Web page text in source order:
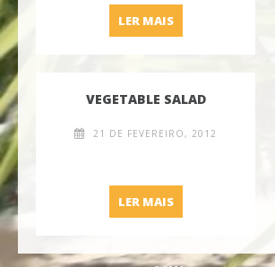
LER MAISGARDEN SALAD
VEGETABLE SALAD
21 DE FEVEREIRO, 2012
LER MAISVEGETABLE SALAD